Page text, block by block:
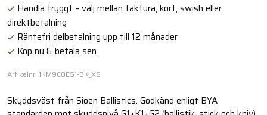
Handla tryggt – välj mellan faktura, kort, swish eller
direktbetalning
Räntefri delbetalning upp till 12 månader
Köp nu & betala sen
Artikelnr: 1KM9C0ES1-BK_XS
Skyddsväst från Sioen Ballistics. Godkänd enligt BYA